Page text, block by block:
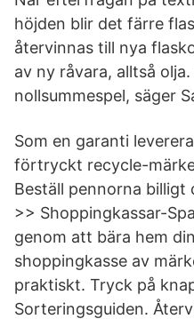
höjden blir det färre
återvinnas till nya
av ny råvara, alltså
nollsummespel, säger
Som en garanti
förtryckt recycle-
Beställ pennorna billigt
>> Shoppingkassar-
genom att bära hem
shoppingkasse av
praktiskt. Tryck på
Sorteringsguiden.